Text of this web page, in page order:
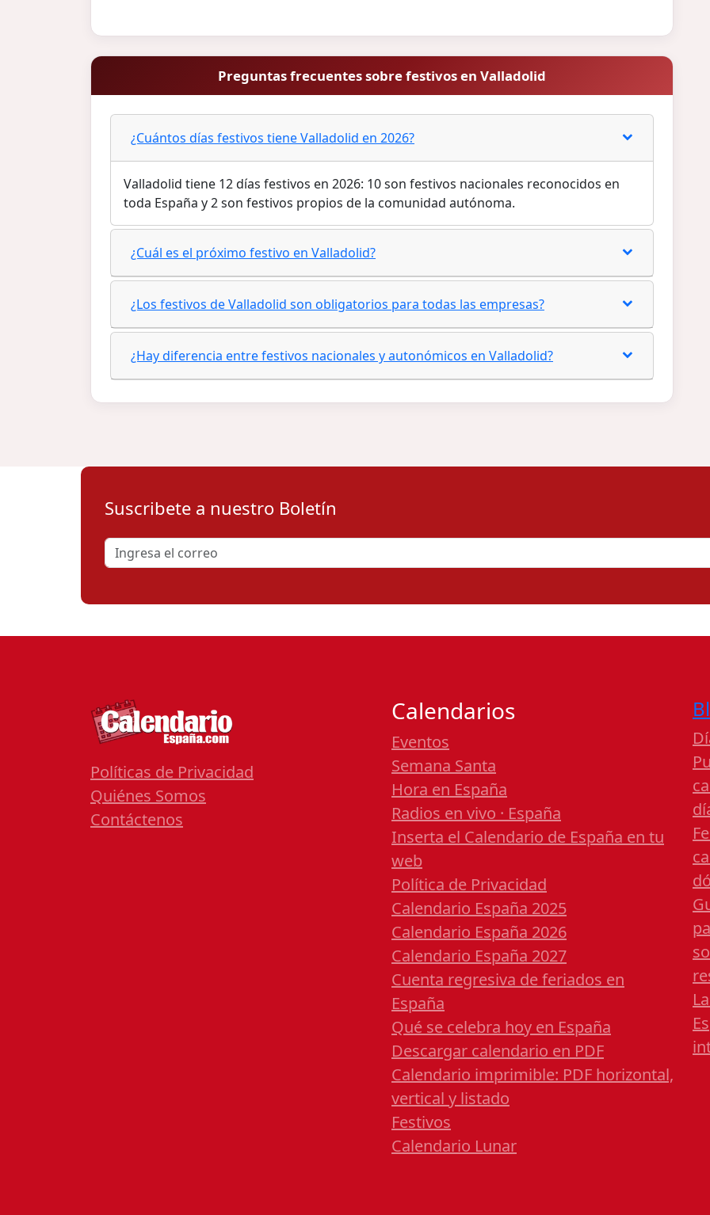
Preguntas frecuentes sobre festivos en Valladolid
¿Cuántos días festivos tiene Valladolid en 2026?
Valladolid tiene 12 días festivos en 2026: 10 son festivos nacionales reconocidos en
toda España y 2 son festivos propios de la comunidad autónoma.
¿Cuál es el próximo festivo en Valladolid?
¿Los festivos de Valladolid son obligatorios para todas las empresas?
¿Hay diferencia entre festivos nacionales y autonómicos en Valladolid?
Suscribete a nuestro Boletín
Políticas de Privacidad
Quiénes Somos
Contáctenos
Calendarios
Eventos
Semana Santa
Hora en España
Radios en vivo · España
Inserta el Calendario de España en tu
web
Política de Privacidad
Calendario España 2025
Calendario España 2026
Calendario España 2027
Cuenta regresiva de feriados en
España
Qué se celebra hoy en España
Descargar calendario en PDF
Calendario imprimible: PDF horizontal,
vertical y listado
Festivos
Calendario Lunar